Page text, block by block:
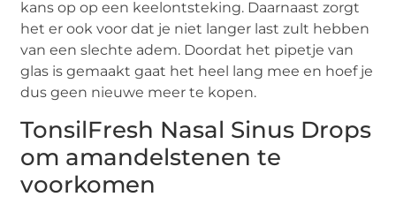
kans op op een keelontsteking. Daarnaast zorgt
het er ook voor dat je niet langer last zult hebben
van een slechte adem. Doordat het pipetje van
glas is gemaakt gaat het heel lang mee en hoef je
dus geen nieuwe meer te kopen.
TonsilFresh Nasal Sinus Drops
om amandelstenen te
voorkomen